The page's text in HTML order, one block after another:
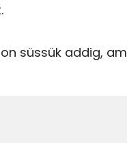
süssük addig,